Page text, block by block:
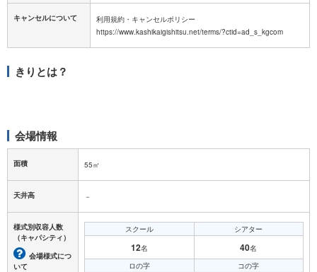
キャンセルについて
利用規約・キャンセルポリシー
きりとは？
会場情報
面積 55㎡
天井高 －
様式別収容人数
（キャパシティ）
会場様式につ
いて
スクール
12名
シアター
40名
ロの字
コの字